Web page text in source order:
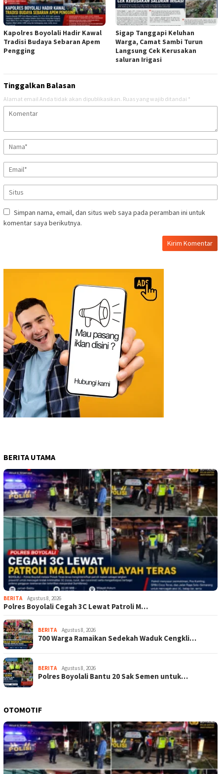
Kapolres Boyolali Hadir Kawal
Tradisi Budaya Sebaran Apem
Pengging
Sigap Tanggapi Keluhan
Warga, Camat Sambi Turun
Langsung Cek Kerusakan
saluran Irigasi
Tinggalkan Balasan
Alamat email Anda tidak akan dipublikasikan. Ruas yang wajib ditandai *
Simpan nama, email, dan situs web saya pada peramban ini untuk
komentar saya berikutnya.
BERITA UTAMA
BERITA Agustus 8, 2026
Polres Boyolali Cegah 3C Lewat Patroli M…
BERITA Agustus 8, 2026
700 Warga Ramaikan Sedekah Waduk Cengkli…
BERITA Agustus 8, 2026
Polres Boyolali Bantu 20 Sak Semen untuk…
OTOMOTIF